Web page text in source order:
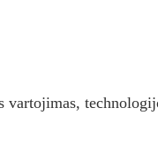
vartojimas,